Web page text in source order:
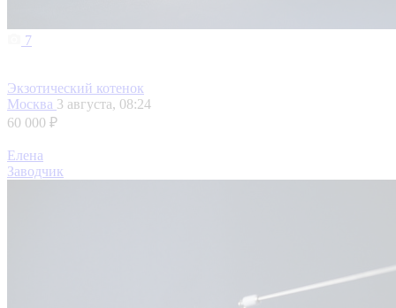
7
Экзотический котенок
Москва 3 августа, 08:24
60 000 ₽
Елена
Заводчик